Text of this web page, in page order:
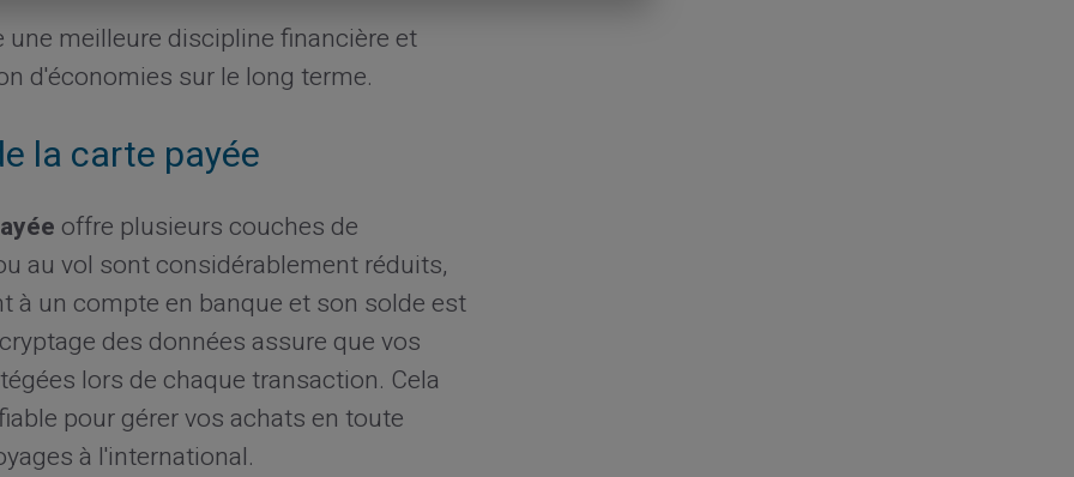
meilleure discipline financière et
d'économies sur le long terme.
la carte payée
offre plusieurs couches de
au vol sont considérablement réduits,
à un compte en banque et son solde est
des données assure que vos
lors de chaque transaction. Cela
pour gérer vos achats en toute
à l'international.